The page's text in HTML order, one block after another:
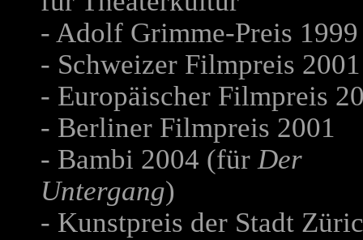
- Adolf Grimme-Preis 1999
- Schweizer Filmpreis 2001
- Europäischer Filmpreis
- Berliner Filmpreis 2001
- Bambi 2004 (fürDer
Untergang)
- Kunstpreis der Stadt